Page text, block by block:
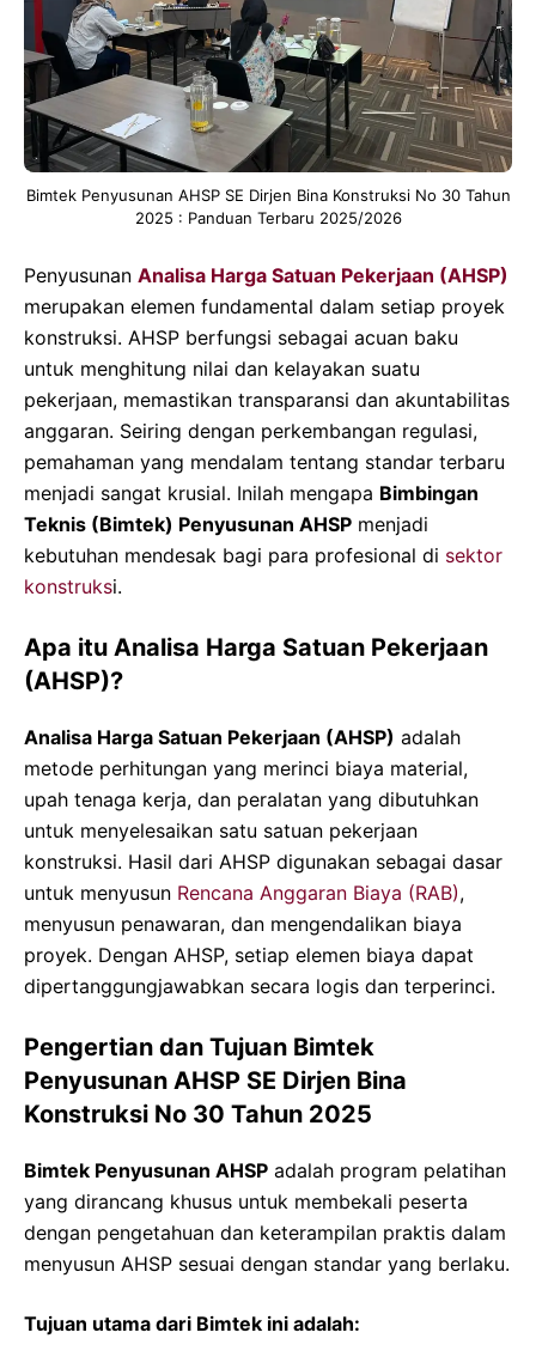
Bimtek Penyusunan AHSP SE Dirjen Bina Konstruksi No 30 Tahun
2025 : Panduan Terbaru 2025/2026
Penyusunan Analisa Harga Satuan Pekerjaan (AHSP)
merupakan elemen fundamental dalam setiap proyek
konstruksi. AHSP berfungsi sebagai acuan baku
untuk menghitung nilai dan kelayakan suatu
pekerjaan, memastikan transparansi dan akuntabilitas
anggaran. Seiring dengan perkembangan regulasi,
pemahaman yang mendalam tentang standar terbaru
menjadi sangat krusial. Inilah mengapa Bimbingan
Teknis (Bimtek) Penyusunan AHSP menjadi
kebutuhan mendesak bagi para profesional di sektor
konstruksi.
Apa itu Analisa Harga Satuan Pekerjaan
(AHSP)?
Analisa Harga Satuan Pekerjaan (AHSP) adalah
metode perhitungan yang merinci biaya material,
upah tenaga kerja, dan peralatan yang dibutuhkan
untuk menyelesaikan satu satuan pekerjaan
konstruksi. Hasil dari AHSP digunakan sebagai dasar
untuk menyusun Rencana Anggaran Biaya (RAB),
menyusun penawaran, dan mengendalikan biaya
proyek. Dengan AHSP, setiap elemen biaya dapat
dipertanggungjawabkan secara logis dan terperinci.
Pengertian dan Tujuan Bimtek
Penyusunan AHSP SE Dirjen Bina
Konstruksi No 30 Tahun 2025
Bimtek Penyusunan AHSP adalah program pelatihan
yang dirancang khusus untuk membekali peserta
dengan pengetahuan dan keterampilan praktis dalam
menyusun AHSP sesuai dengan standar yang berlaku.
Tujuan utama dari Bimtek ini adalah: